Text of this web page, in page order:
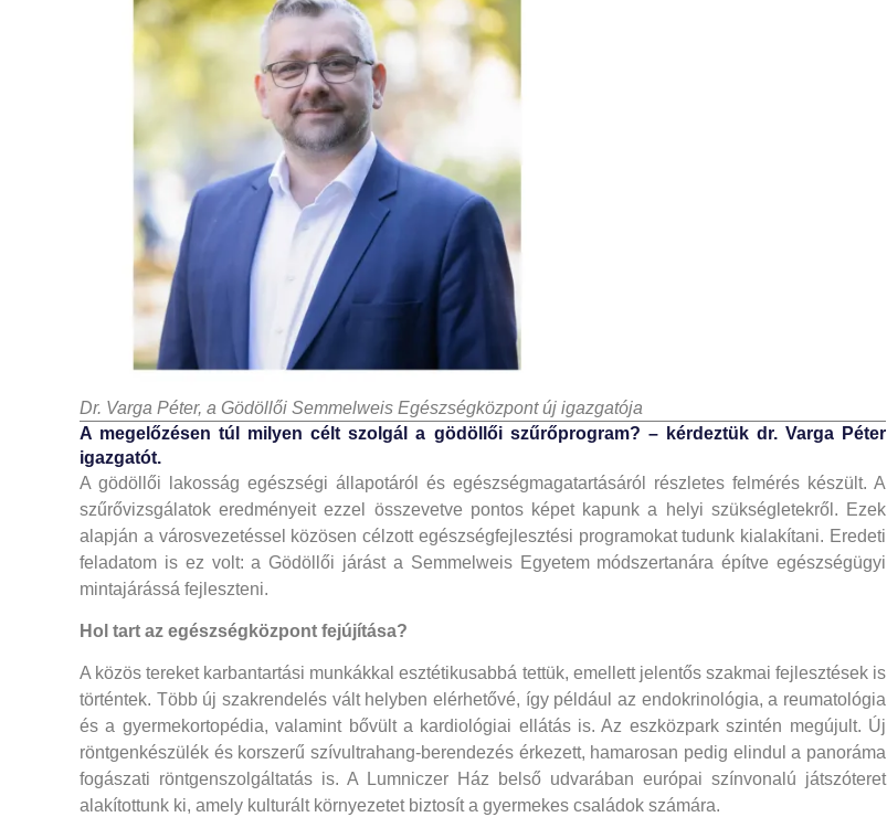
Dr. Varga Péter, a Gödöllői Semmelweis Egészségközpont új igazgatója
A megelőzésen túl milyen célt szolgál a gödöllői szűrőprogram? – kérdeztük dr. Varga Péter
igazgatót.
A gödöllői lakosság egészségi állapotáról és egészségmagatartásáról részletes felmérés készült. A
szűrővizsgálatok eredményeit ezzel összevetve pontos képet kapunk a helyi szükségletekről. Ezek
alapján a városvezetéssel közösen célzott egészségfejlesztési programokat tudunk kialakítani. Eredeti
feladatom is ez volt: a Gödöllői járást a Semmelweis Egyetem módszertanára építve egészségügyi
mintajárássá fejleszteni.
Hol tart az egészségközpont fejújítása?
A közös tereket karbantartási munkákkal esztétikusabbá tettük, emellett jelentős szakmai fejlesztések is
történtek. Több új szakrendelés vált helyben elérhetővé, így például az endokrinológia, a reumatológia
és a gyermekortopédia, valamint bővült a kardiológiai ellátás is. Az eszközpark szintén megújult. Új
röntgenkészülék és korszerű szívultrahang-berendezés érkezett, hamarosan pedig elindul a panoráma
fogászati röntgenszolgáltatás is. A Lumniczer Ház belső udvarában európai színvonalú játszóteret
alakítottunk ki, amely kulturált környezetet biztosít a gyermekes családok számára.